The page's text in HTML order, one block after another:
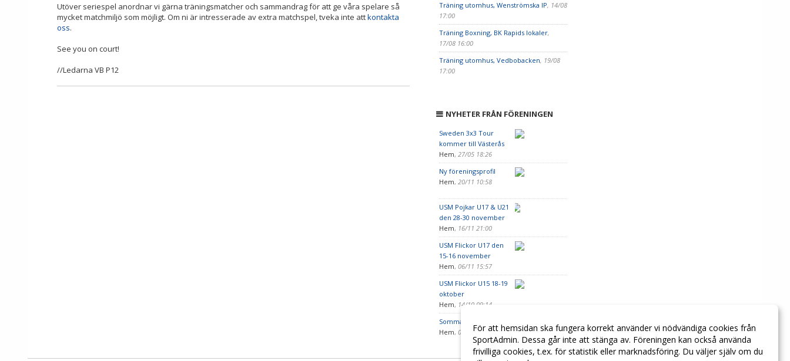
Utöver seriespel anordnar vi gärna träningsmatcher och sammandrag för att ge våra spelare så
mycket matchmiljö som möjligt. Om ni är intresserade av extra matchspel, tveka inte attkontakta
oss.
See you on court!
//Ledarna VB P12
Träning utomhus, Wenströmska IP, 14/08
17:00
Träning Boxning, BK Rapids lokaler,
17/08 16:00
Träning utomhus, Vedbobacken, 19/08
17:00
NYHETER FRÅN FÖRENINGEN
Sweden 3x3 Tour
kommer till Västerås
Hem, 27/05 18:26
Ny föreningsprofil
Hem, 20/11 10:58
USM Pojkar U17 & U21
den 28-30 november
Hem, 16/11 21:00
USM Flickor U17 den
15-16 november
Hem, 06/11 15:57
USM Flickor U15 18-19
oktober
Hem, 14/10 09:14
Sommaraktivitet LSS
Hem, 07/06 20:10
För att hemsidan ska fungera korrekt använder vi nödvändiga cookies från
SportAdmin. Dessa går inte att stänga av. Föreningen kan också använda
frivilliga cookies, t.ex. för statistik eller marknadsföring. Du väljer själv om du